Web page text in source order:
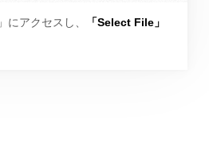
」にアクセスし、
「Select File」